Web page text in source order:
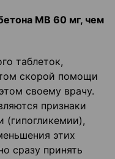
МВ 60 мг, чем
таблеток,
скорой помощи
своему врачу.
признаки
(гипогликемии),
этих
сразу принять